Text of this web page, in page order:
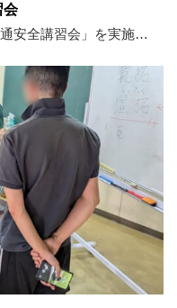
会
安全講習会」を実施…